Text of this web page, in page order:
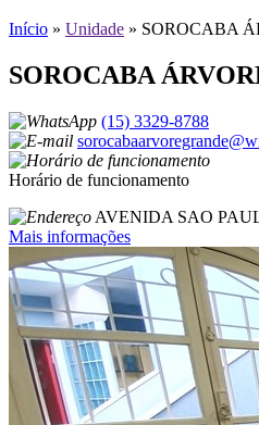
Início » Unidade » SOROCABA
SOROCABA
(15) 3329-8788
Horário de funcionamento
AVENIDA SAO
Mais informações